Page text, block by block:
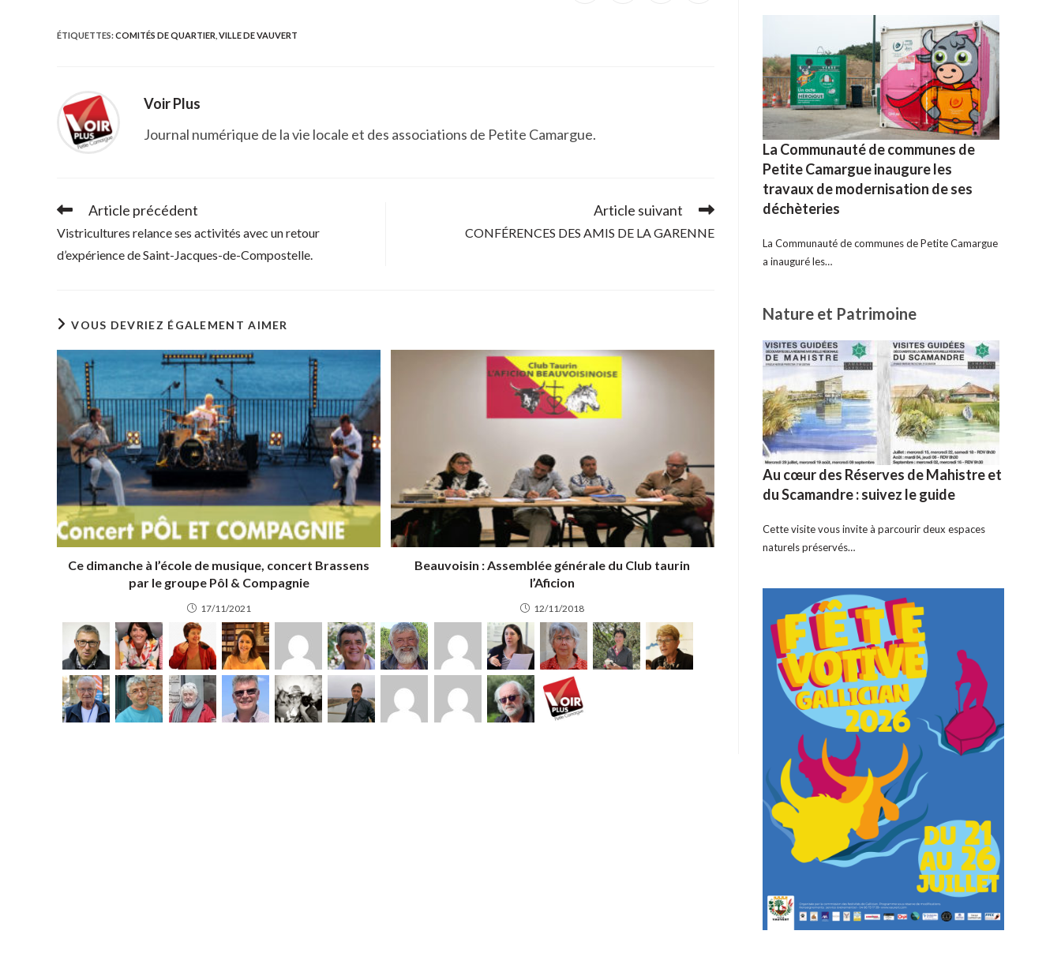
ÉTIQUETTES:COMITÉS DE QUARTIER VILLE DE VAUVERT
Voir Plus
Journal numérique de la vie locale et des associations de Petite Camargue.
Read
articles
Article précédent
Vistricultures relance ses activités avec un retour
d’expérience de Saint-Jacques-de-Compostelle.
Article suivant
CONFÉRENCES DES AMIS DE LA GARENNE
VOUS DEVRIEZ ÉGALEMENT AIMER
Ce dimanche à l’école de musique, concert Brassens
par le groupe Pôl & Compagnie
17/11/2021
Beauvoisin : Assemblée générale du Club taurin
l’Aficion
12/11/2018
La Communauté de communes de
Petite Camargue inaugure les
travaux de modernisation de ses
déchèteries
La Communauté de communes de Petite Camargue
a inauguré les…
Nature et Patrimoine
Au cœur des Réserves de Mahistre et
du Scamandre : suivez le guide
Cette visite vous invite à parcourir deux espaces
naturels préservés…